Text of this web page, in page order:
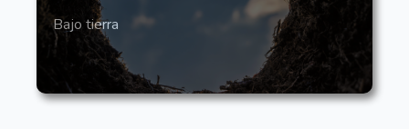
Bajo tierra